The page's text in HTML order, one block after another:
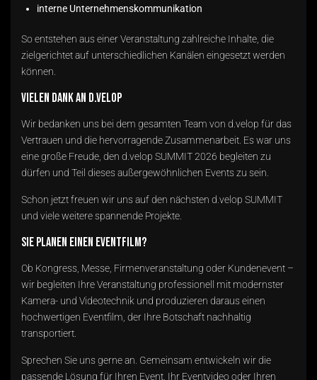
interne Unternehmenskommunikation
So entstehen aus einer Veranstaltung zahlreiche Inhalte, die
zielgerichtet auf unterschiedlichen Kanälen eingesetzt werden
können.
Vielen Dank an d.velop
Wir bedanken uns bei dem gesamten Team von d.velop für das
Vertrauen und die hervorragende Zusammenarbeit. Es war uns
eine große Freude, den d.velop SUMMIT 2026 begleiten zu
dürfen und Teil dieses außergewöhnlichen Events zu sein.
Schon jetzt freuen wir uns auf den nächsten d.velop SUMMIT
und viele weitere spannende Projekte.
Sie planen einen Eventfilm?
Ob Kongress, Messe, Firmenveranstaltung oder Kundenevent –
wir begleiten Ihre Veranstaltung professionell mit modernster
Kamera- und Videotechnik und produzieren daraus einen
hochwertigen Eventfilm, der Ihre Botschaft nachhaltig
transportiert.
Sprechen Sie uns gerne an. Gemeinsam entwickeln wir die
passende Lösung für Ihren Event, Ihr Eventvideo oder Ihren